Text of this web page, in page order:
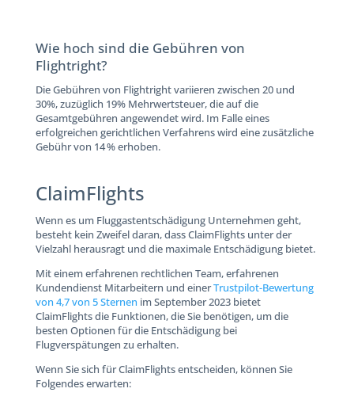
Wie hoch sind die Gebühren von
Flightright?
Die Gebühren von Flightright variieren zwischen 20 und
30%, zuzüglich 19% Mehrwertsteuer, die auf die
Gesamtgebühren angewendet wird. Im Falle eines
erfolgreichen gerichtlichen Verfahrens wird eine zusätzliche
Gebühr von 14 % erhoben.
ClaimFlights
Wenn es um Fluggastentschädigung Unternehmen geht,
besteht kein Zweifel daran, dass ClaimFlights unter der
Vielzahl herausragt und die maximale Entschädigung bietet.
Mit einem erfahrenen rechtlichen Team, erfahrenen
Kundendienst Mitarbeitern und einerTrustpilot-Bewertung
von 4,7 von 5 Sternen im September 2023 bietet
ClaimFlights die Funktionen, die Sie benötigen, um die
besten Optionen für die Entschädigung bei
Flugverspätungen zu erhalten.
Wenn Sie sich für ClaimFlights entscheiden, können Sie
Folgendes erwarten: